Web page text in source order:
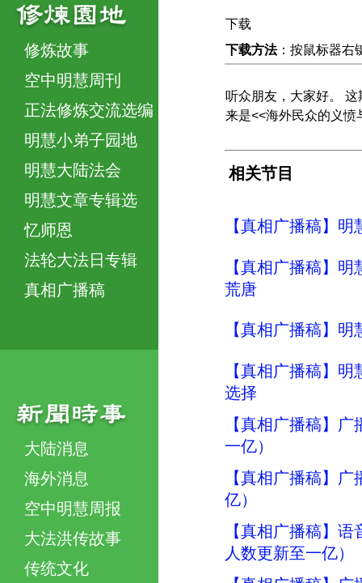
修炼故事
空中明慧周刊
正法修炼交流选编
明慧小弟子园地
明慧大陆法会
明慧文章专辑选
忆师恩
法轮大法日专辑
真相广播稿
大陆消息
海外消息
空中明慧周报
大法洪传故事
传统文化
下载
下载方法：按鼠标器右
听众朋友，大家好。
来是<<海外民众的义愤
相关节目
【真相广播稿】
【真相广播稿】
荒唐
【真相广播稿】
【真相广播稿】
选择
【真相广播稿】
一亿）
【真相广播稿】
亿）
【真相广播稿】
人数更新至一亿）